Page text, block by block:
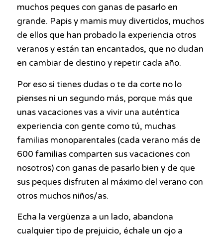
muchos peques con ganas de pasarlo en
grande. Papis y mamis muy divertidos, muchos
de ellos que han probado la experiencia otros
veranos y están tan encantados, que no dudan
en cambiar de destino y repetir cada año.
Por eso si tienes dudas o te da corte no lo
pienses ni un segundo más, porque más que
unas vacaciones vas a vivir una auténtica
experiencia con gente como tú, muchas
familias monoparentales (cada verano más de
600 familias comparten sus vacaciones con
nosotros) con ganas de pasarlo bien y de que
sus peques disfruten al máximo del verano con
otros muchos niños/as.
Echa la vergüenza a un lado, abandona
cualquier tipo de prejuicio, échale un ojo a